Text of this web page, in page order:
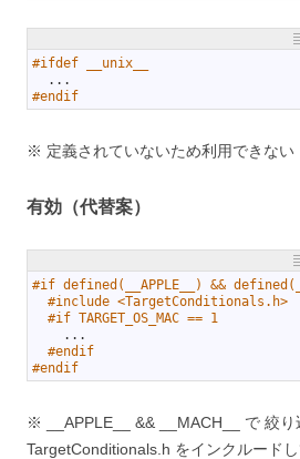
#ifdef __unix__
. . .
#endif
※ 定義されていないため利用できない
有効（代替案）
#if defined(__APPLE__) &&
#include <TargetConditionals.h>
#if TARGET_OS_MAC == 1
. . .
#endif
#endif
※ __APPLE__ && __MACH__ で 絞り
TargetConditionals.h をインクルードし